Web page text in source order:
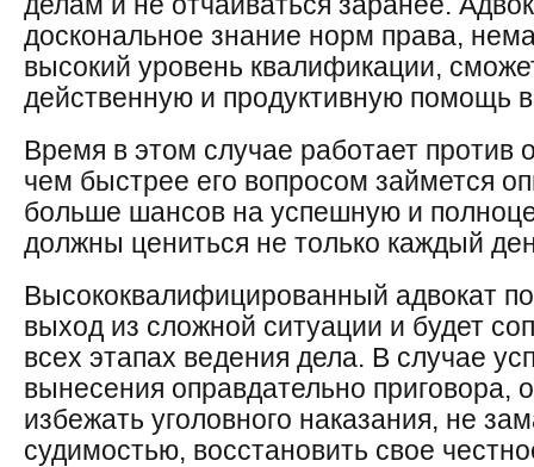
доскональное знание норм права,
высокий уровень квалификации,
действенную и продуктивную помощь
Время в этом случае работает против
чем быстрее его вопросом займется
больше шансов на успешную и
должны цениться не только каждый
Высококвалифицированный адвокат
выход из сложной ситуации и будет
всех этапах ведения дела. В случае
вынесения оправдательно приговора,
избежать уголовного наказания, не
судимостью, восстановить свое